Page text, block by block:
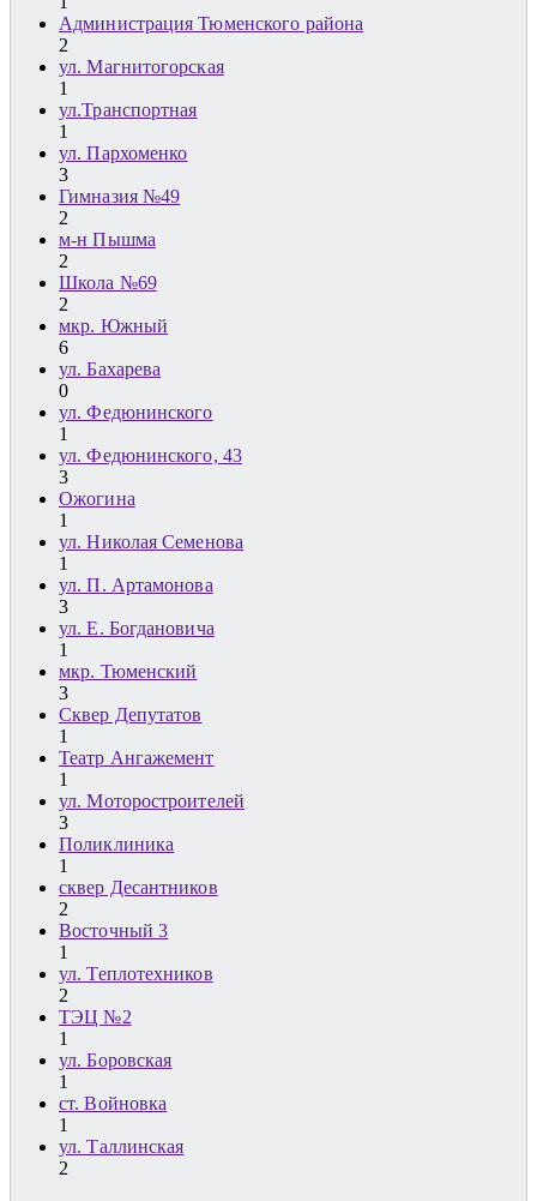
Администрация Тюменского района
2
ул. Магнитогорская
1
ул.Транспортная
1
ул. Пархоменко
3
Гимназия №49
2
м-н Пышма
2
Школа №69
2
мкр. Южный
6
ул. Бахарева
0
ул. Федюнинского
1
ул. Федюнинского, 43
3
Ожогина
1
ул. Николая Семенова
1
ул. П. Артамонова
3
ул. Е. Богдановича
1
мкр. Тюменский
3
Сквер Депутатов
1
Театр Ангажемент
1
ул. Моторостроителей
3
Поликлиника
1
сквер Десантников
2
Восточный 3
1
ул. Теплотехников
2
ТЭЦ №2
1
ул. Боровская
1
ст. Войновка
1
ул. Таллинская
2